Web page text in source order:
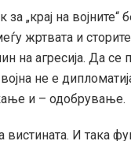
„крај на војните“
жртвата и
на агресија. Да
не е
и – одобрување.
вистината. И така